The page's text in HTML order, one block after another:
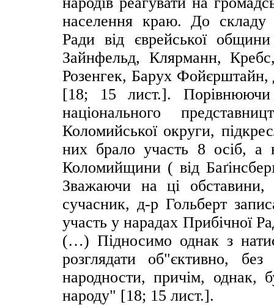
населення краю. До складу
Ради від єврейської
Зайнфельд, Клярманн,
Розенгек, Барух
[18; 15 лист.]. Порівнюючи
національного
Коломийської округи,
них брало участь 8 осіб, а
Коломийщини ( від
Зважаючи на ці обставини,
сучасник, д-р Гольберт
участь у нарадах Прибічної
(…) Підносимо однак з
розглядати об"єктивно,
народности, причім, однак,
народу" [18; 15 лист.].